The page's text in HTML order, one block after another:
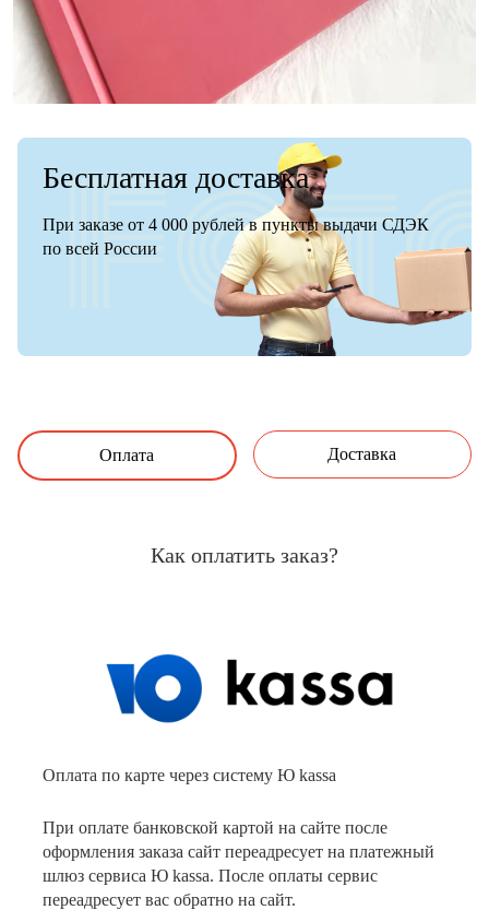
Бесплатная доставка
При заказе от 4 000 рублей в пункты выдачи СДЭК
по всей России
Оплата Доставка
Как оплатить заказ?
Оплата по карте через систему Ю kassa
При оплате банковской картой на сайте после
оформления заказа сайт переадресует на платежный
шлюз сервиса Ю kassa. После оплаты сервис
переадресует вас обратно на сайт.